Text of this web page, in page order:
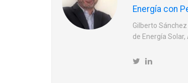
Energía con
Gilberto
de Energía Solar,